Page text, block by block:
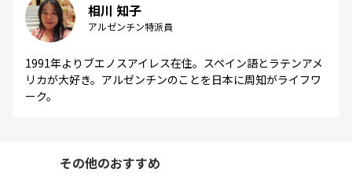
相川 知子
アルゼンチン特派員
1991年よりブエノスアイレス在住。スペイン語とラテンアメ
リカが大好き。アルゼンチンのことを日本に周知がライフワ
ーク。
その他のおすすめ